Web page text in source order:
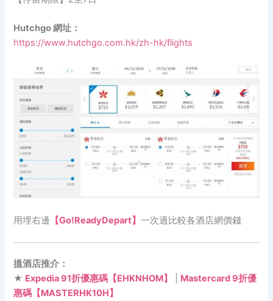
Hutchgo 網址：
https://www.hutchgo.com.hk/zh-hk/flights
用埋右邊 【Go!ReadyDepart】一次過比較各酒店網價錢
搵酒店推介：
★ Expedia 91折優惠碼【EHKNHOM】
Mastercard 9折優
惠碼【MASTERHK10H】